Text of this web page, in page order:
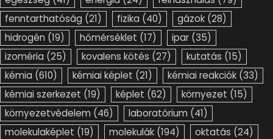
fenntarthatóság (21) fizika (40) gázok (28)
hidrogén (19) hőmérséklet (17) ipar (35)
izoméria (25) kovalens kötés (27) kutatás (15)
kémia (610) kémiai képlet (21) kémiai reakciók (33)
kémiai szerkezet (19) képlet (62) környezet (15)
környezetvédelem (46) laboratórium (41)
molekulaképlet (19) molekulák (194) oktatás (24)